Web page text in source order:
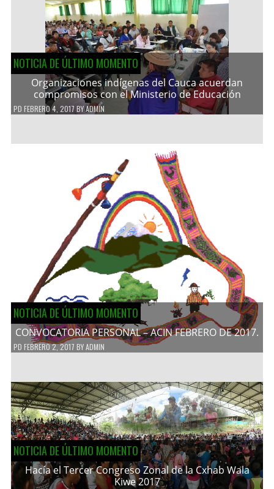
NOTICIA DE ÚLTIMO MOMENTO
Organizaciones indígenas del Cauca acuerdan
compromisos con el Ministerio de Educación
PD FEBRERO 4, 2017 BYADMIN
NOTICIA DE ÚLTIMO MOMENTO
CONVOCATORIA PERSONAL – ACIN FEBRERO DE 2017.
PD FEBRERO 2, 2017 BYADMIN
NOTICIA DE ÚLTIMO MOMENTO
Hacía el Tercer Congreso Zonal de la Cxhab Wala
Kiwe 2017